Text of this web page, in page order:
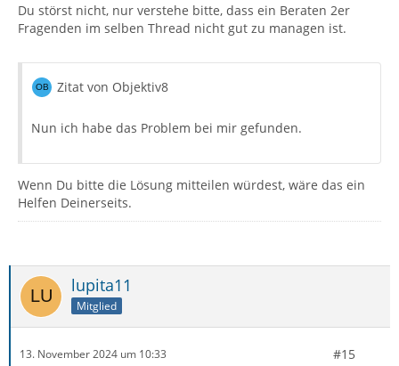
Du störst nicht, nur verstehe bitte, dass ein Beraten 2er
Fragenden im selben Thread nicht gut zu managen ist.
Zitat von Objektiv8
Nun ich habe das Problem bei mir gefunden.
Wenn Du bitte die Lösung mitteilen würdest, wäre das ein
Helfen Deinerseits.
lupita11
Mitglied
13. November 2024 um 10:33 #15